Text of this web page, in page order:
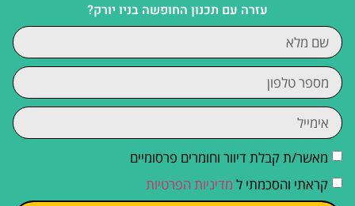
עזרה עם תכנון החופשה בניו יורק?
מאשר/ת קבלת דיוור וחומרים פרסומיים
קראתי והסכמתי ל מדיניות הפרטיות